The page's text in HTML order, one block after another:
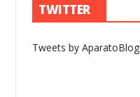
TWITTER
Tweets by AparatoBlog